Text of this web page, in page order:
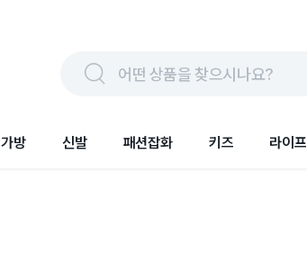
어떤 상품을 찾으시나요?
가방 신발 패션잡화 키즈 라이프